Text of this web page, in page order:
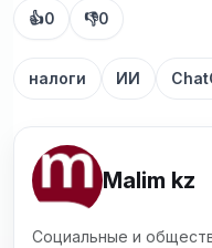
👍0 👎0
налоги ИИ
Malim kz
Социальные и